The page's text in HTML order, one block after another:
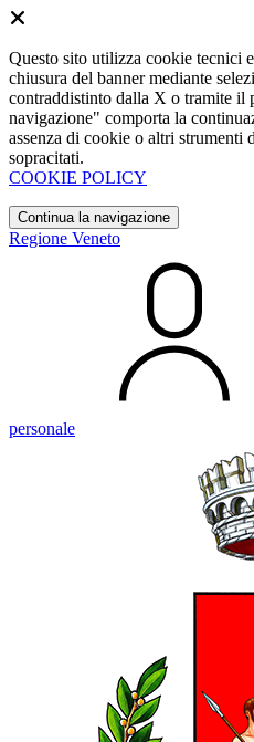
Questo sito utilizza cookie tecnici
chiusura del banner mediante
contraddistinto dalla X o tramite il
navigazione" comporta la
assenza di cookie o altri strumenti
sopracitati.
COOKIE POLICY
Continua la navigazione
Regione Veneto
personale